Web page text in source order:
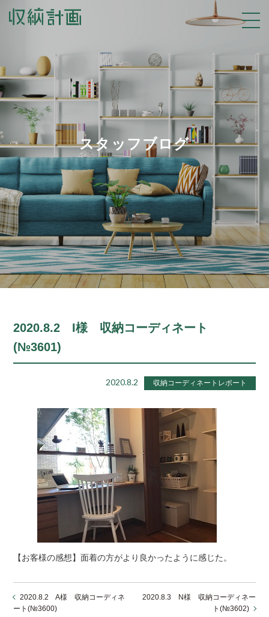
スタッフブログ
2020.8.2 I様 収納コーディネート
(№3601)
2020.8.2 収納コーディネートレポート
【お客様の感想】面着の方がより良かったように感じた。
2020.8.2 A様 収納コーディネ
ート(№3600)
2020.8.3 N様 収納コーディネー
ト(№3602)